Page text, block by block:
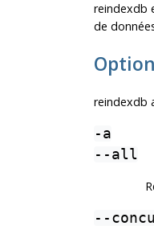
reindexdb
de
reindexdb
-a
--all
--